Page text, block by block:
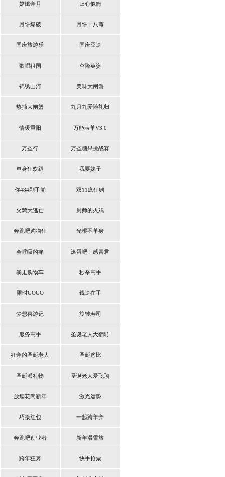
嫦娥奔月 归心似箭
月饼爆破 月饼十八弯
国庆旅游乐 国庆囧途
歌唱祖国 空降英姿
锦绣山河 美味大闸蟹
热捕大闸蟹 九月九爱随礼归
情暖重阳 万能表单V3.0
万圣行 万圣糖果挑战赛
单身狂欢趴 我要妹子
你484剁手党 双11疯狂购
火鸡大逃亡 厨师的火鸡
奔跑吧购物狂 光棍不单身
会呼吸的痛 滚蛋吧！感冒君
暴走购物车 秒杀高手
限时GOGO 钱途在手
梦想喜游记 旋转寿司
服务高手 圣诞老人大翻转
狂奔的圣诞老人 圣诞爸比
圣诞派礼物 圣诞老人爱飞翔
放烟花闹新年 激光运势
巧接红包 一起跨年奔
奔跑吧创业者 新年滑雪旅
跨年狂奔 快手抢票